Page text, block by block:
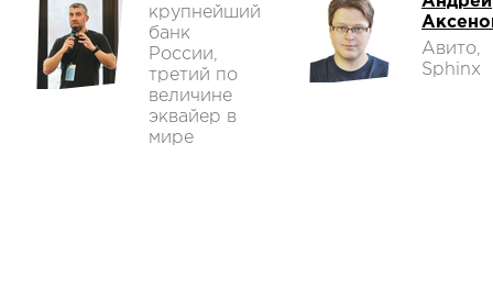
крупнейший
банк
России,
третий по
величине
эквайер в
мире
Авито,
Sphinx